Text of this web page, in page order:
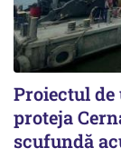
Proiectul
proteja
scufundă